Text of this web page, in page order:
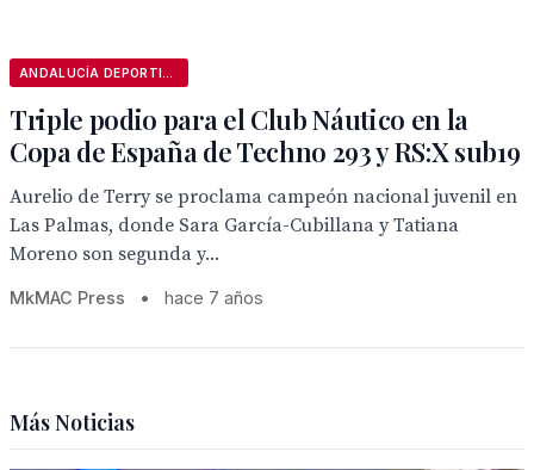
Triple podio para el Club Náutico en la
Copa de España de Techno 293 y RS:X sub19
Aurelio de Terry se proclama campeón nacional juvenil en
Las Palmas, donde Sara García-Cubillana y Tatiana
Moreno son segunda y...
MkMAC Press • hace 7 años
Más Noticias